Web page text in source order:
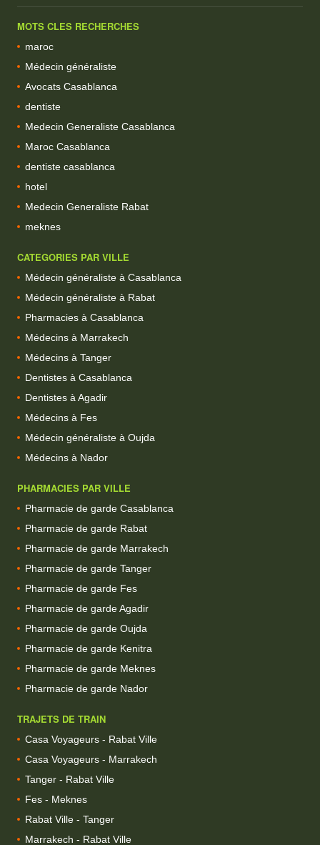
MOTS CLES RECHERCHES
maroc
Médecin généraliste
Avocats Casablanca
dentiste
Medecin Generaliste Casablanca
Maroc Casablanca
dentiste casablanca
hotel
Medecin Generaliste Rabat
meknes
CATEGORIES PAR VILLE
Médecin généraliste à Casablanca
Médecin généraliste à Rabat
Pharmacies à Casablanca
Médecins à Marrakech
Médecins à Tanger
Dentistes à Casablanca
Dentistes à Agadir
Médecins à Fes
Médecin généraliste à Oujda
Médecins à Nador
PHARMACIES PAR VILLE
Pharmacie de garde Casablanca
Pharmacie de garde Rabat
Pharmacie de garde Marrakech
Pharmacie de garde Tanger
Pharmacie de garde Fes
Pharmacie de garde Agadir
Pharmacie de garde Oujda
Pharmacie de garde Kenitra
Pharmacie de garde Meknes
Pharmacie de garde Nador
TRAJETS DE TRAIN
Casa Voyageurs - Rabat Ville
Casa Voyageurs - Marrakech
Tanger - Rabat Ville
Fes - Meknes
Rabat Ville - Tanger
Marrakech - Rabat Ville